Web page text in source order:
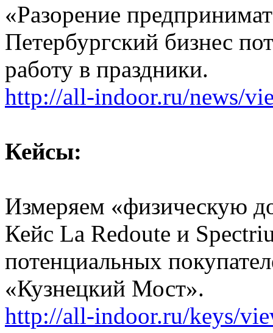
«Разорение
Петербургский бизнес
работу в праздники.
http://all-indoor.ru/news/
Кейсы:
Измеряем «физическую
Кейс La Redoute и
потенциальных
«Кузнецкий Мост».
http://all-indoor.ru/keys/